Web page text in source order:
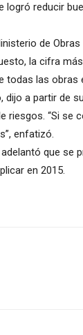
reducir
de
la cifra
todas las obras
a partir de
“Si se
enfatizó.
que se
en 2015.